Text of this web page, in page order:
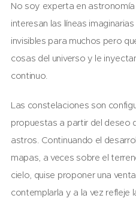
No soy experta en astronomía
interesan las líneas
invisibles para muchos pero
cosas del universo y le
continuo.
Las constelaciones son
propuestas a partir del deseo
astros. Continuando el
mapas, a veces sobre el
cielo, quise proponer una
contemplarla y a la vez refleje